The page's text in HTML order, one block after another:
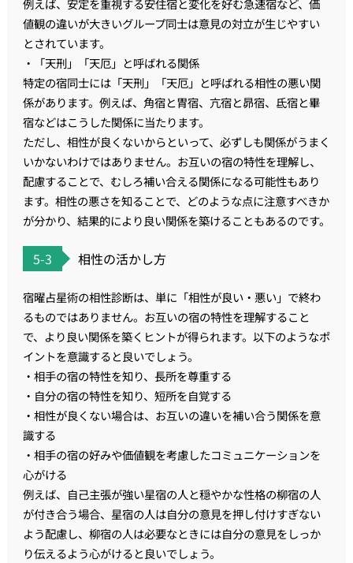
例えば、安定を重視する安住宿と変化を好む急速宿など、価
値観の違いが大きいグループ同士は意見の対立が生じやすい
とされています。
・「天刑」「天厄」と呼ばれる関係
特定の宿同士には「天刑」「天厄」と呼ばれる相性の悪い関
係があります。例えば、角宿と胃宿、亢宿と昴宿、氐宿と畢
宿などはこうした関係に当たります。
ただし、相性が良くないからといって、必ずしも関係がうまく
いかないわけではありません。お互いの宿の特性を理解し、
配慮することで、むしろ補い合える関係になる可能性もあり
ます。相性の悪さを知ることで、どのような点に注意すべきか
が分かり、結果的により良い関係を築けることもあるのです。
5-3 相性の活かし方
宿曜占星術の相性診断は、単に「相性が良い・悪い」で終わ
るものではありません。お互いの宿の特性を理解すること
で、より良い関係を築くヒントが得られます。以下のようなポ
イントを意識すると良いでしょう。
・相手の宿の特性を知り、長所を尊重する
・自分の宿の特性を知り、短所を自覚する
・相性が良くない場合は、お互いの違いを補い合う関係を意
識する
・相手の宿の好みや価値観を考慮したコミュニケーションを
心がける
例えば、自己主張が強い星宿の人と穏やかな性格の柳宿の人
が付き合う場合、星宿の人は自分の意見を押し付けすぎない
よう配慮し、柳宿の人は必要なときには自分の意見をしっか
り伝えるよう心がけると良いでしょう。